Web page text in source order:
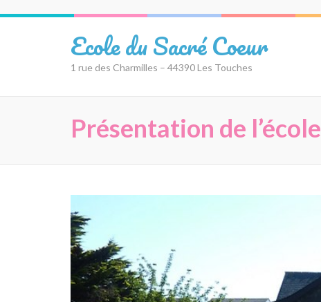
Ecole du Sacré Coeur
1 rue des Charmilles – 44390 Les Touches
Présentation de l’école